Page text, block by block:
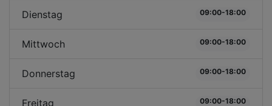
Dienstag 09:00-18:00
Mittwoch 09:00-18:00
Donnerstag 09:00-18:00
Freitag 09:00-18:00